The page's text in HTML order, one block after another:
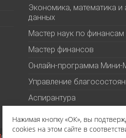
Экономика, математика и
данных
Мастер наук по финансам
Мастер финансов
Онлайн-программа
Управление
Аспирантура
Нажимая кнопку «ОК», вы
cookies на этом сайте в